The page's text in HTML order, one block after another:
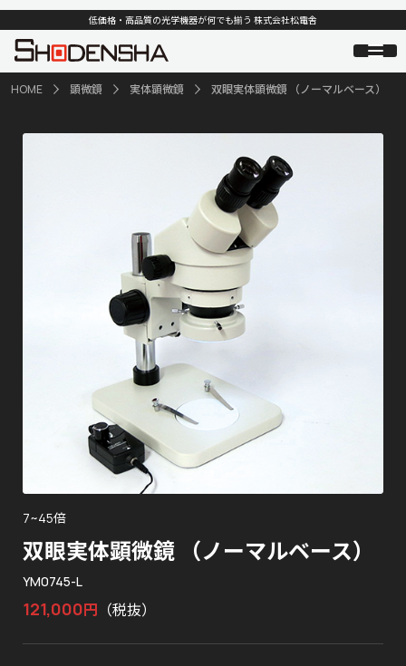
低価格・高品質の光学機器が何でも揃う 株式会社松電舎
HOME 顕微鏡 実体顕微鏡 双眼実体顕微鏡 （ノーマルベース）
7~45倍
双眼実体顕微鏡 （ノーマルベース）
YM0745-L
121,000円 （税抜）